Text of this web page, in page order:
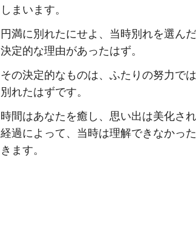
しまいます。
円満に別れたにせよ、当時別れを選ん
決定的な理由があったはず。
その決定的なものは、ふたりの努力で
別れたはずです。
時間はあなたを癒し、思い出は美化さ
経過によって、当時は理解できなかっ
きます。